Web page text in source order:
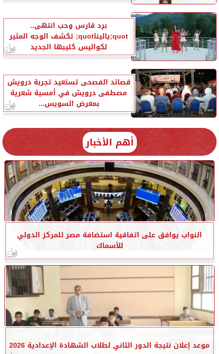
برد قارس وحب انتهى..
quot;ياليناquot; تكشف الوجه المثير
لكواليس كليبها الجديد
قصائد الفصحى تستعيد تجربة درويش
مصطفى درويش في أمسية شعرية
بمعرض السويس...
أهم الأخبار
النواب يوافق على اتفاقية استضافة مصر للمركز الدولي
للأسماك
موعد إعلان نتيجة الدور الثاني لطلاب الشهادة الإعدادية 2026